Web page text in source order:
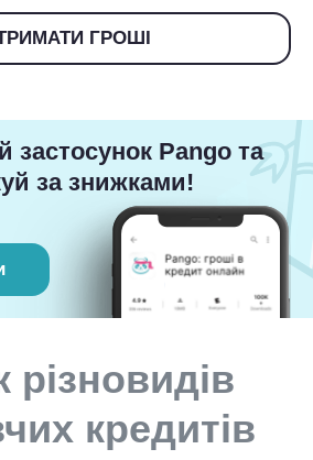
ГРОШІ
застосунок Pango та
за знижками!
різновидів
кредитів